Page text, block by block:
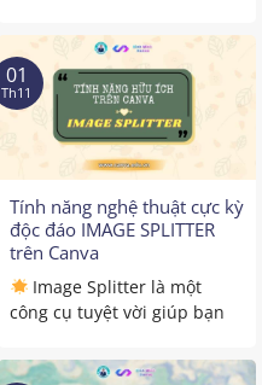
Tính năng nghệ thuật cực kỳ
độc đáo IMAGE SPLITTER
trên Canva
Image Splitter là một
công cụ tuyệt vời giúp bạn
01
Th11